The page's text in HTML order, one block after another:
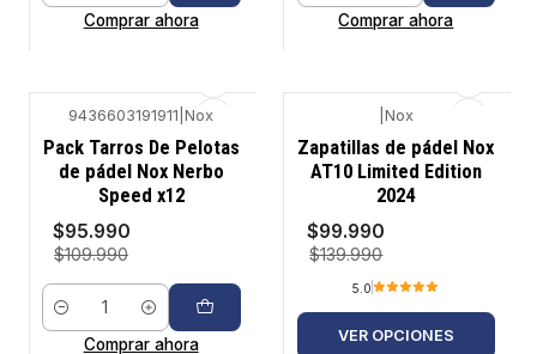
Comprar ahora
Comprar ahora
-13%
9436603191911 |Nox
Pack Tarros De Pelotas
de pádel Nox Nerbo
Speed x12
$95.990
$109.990
Cantidad
Comprar ahora
-29%
Nox
Zapatillas de pádel Nox
AT10 Limited Edition
2024
$99.990
$139.990
5.0
VER OPCIONES